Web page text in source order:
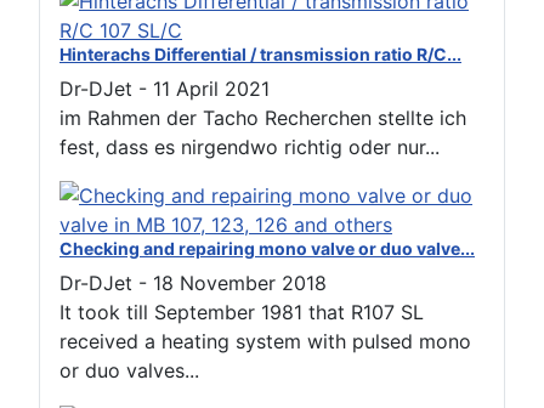
Hinterachs Differential / transmission ratio R/C...
Dr-DJet - 11 April 2021
im Rahmen der Tacho Recherchen stellte ich
fest, dass es nirgendwo richtig oder nur...
Checking and repairing mono valve or duo valve...
Dr-DJet - 18 November 2018
It took till September 1981 that R107 SL
received a heating system with pulsed mono
or duo valves...